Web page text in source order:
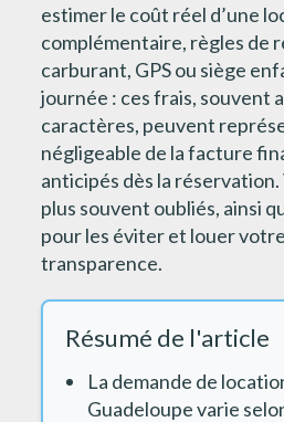
estimer le coût réel d’une
complémentaire, règles de
carburant, GPS ou siège
journée : ces frais, souvent
caractères, peuvent
négligeable de la facture
anticipés dès la réservation.
plus souvent oubliés, ainsi
pour les éviter et louer
transparence.
Résumé de l'article
La demande de
Guadeloupe varie